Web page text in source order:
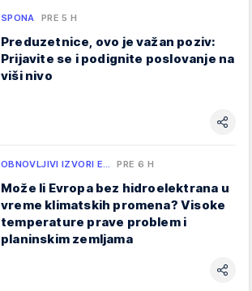
SPONA PRE 5 H
Preduzetnice, ovo je važan poziv:
Prijavite se i podignite poslovanje na
viši nivo
OBNOVLJIVI IZVORI E… PRE 6 H
Može li Evropa bez hidroelektrana u
vreme klimatskih promena? Visoke
temperature prave problem i
planinskim zemljama